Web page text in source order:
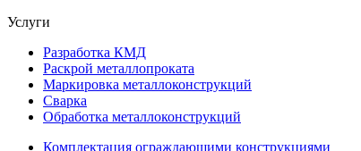
Услуги
Разработка КМД
Раскрой металлопроката
Маркировка металлоконструкций
Сварка
Обработка металлоконструкций
Комплектация ограждающими конструкциями